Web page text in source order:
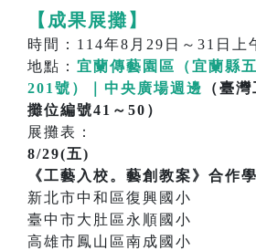
【成果展攤】
時間：114年8月29日～31日上
地點： 宜蘭傳藝園區（宜蘭縣
201號）｜中央廣場週邊
（臺
攤位編號41～50）
展攤表：
8/29(五)
《工藝入校。藝創教案》合作
新北市中和區復興國小
臺中市大肚區永順國小
高雄市鳳山區南成國小